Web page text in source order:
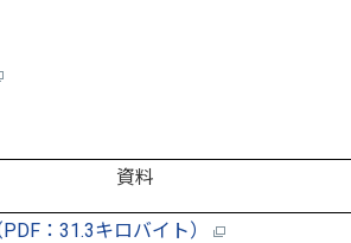
資料
：31.3キロバイト）